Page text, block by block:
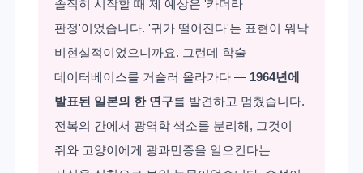
솔직히 시작할 때 제 예상은 '카더라
판정'이었습니다. '귀가 떨어진다'는 표현이 워낙
비현실적이었으니까요. 그런데 학술
데이터베이스를 거슬러 올라가다 — 1964년에
발표된 일본의 한 연구를 발견하고 멈췄습니다.
전복의 간에서 광역학 색소를 분리해, 그것이
쥐와 고양이에게 광과민증을 일으킨다는